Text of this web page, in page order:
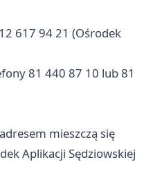
617 94 21 (Ośrodek
81 440 87 10 lub 81
mieszczą się
Aplikacji Sędziowskiej